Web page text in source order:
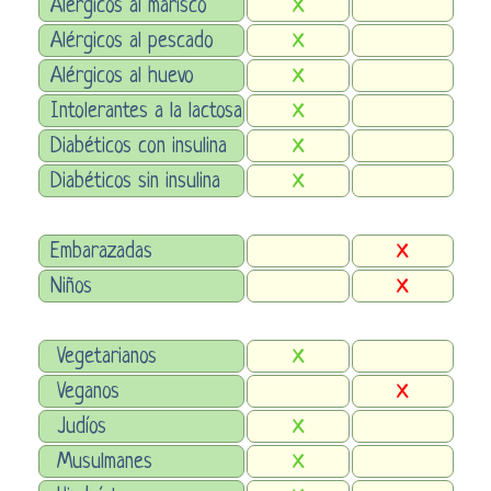
Alérgicos al marisco X
Alérgicos al pescado X
Alérgicos al huevo X
Intolerantes a la lactosa X
Diabéticos con insulina X
Diabéticos sin insulina X
Embarazadas X
Niños X
Vegetarianos X
Veganos X
Judíos X
Musulmanes X